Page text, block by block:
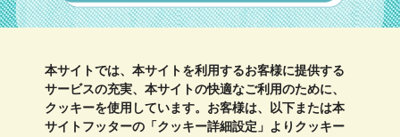
本サイトでは、本サイトを利用するお客様に提供する
サービスの充実、本サイトの快適なご利用のために、
クッキーを使用しています。お客様は、以下または本
サイトフッターの「クッキー詳細設定」よりクッキー